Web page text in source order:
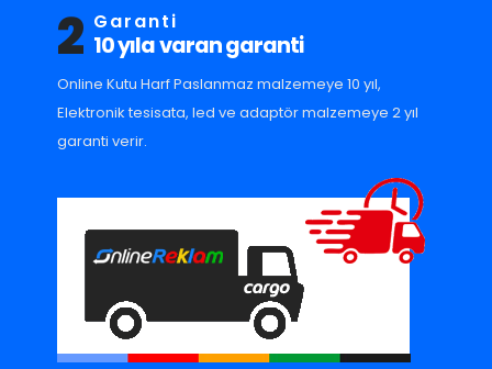
2 Garanti
10 yıla varan garanti
Online Kutu Harf Paslanmaz malzemeye 10 yıl,
Elektronik tesisata, led ve adaptör malzemeye 2 yıl
garanti verir.